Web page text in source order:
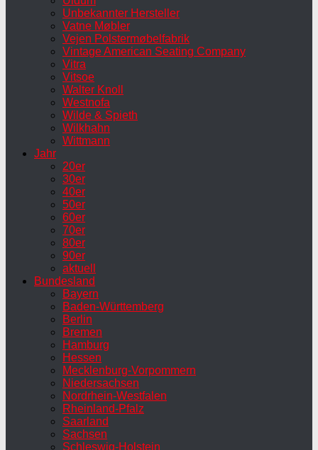
Unbekannter Hersteller
Vatne Møbler
Vejen Polstermøbelfabrik
Vintage American Seating Company
Vitra
Vitsoe
Walter Knoll
Westnofa
Wilde & Spieth
Wilkhahn
Wittmann
Jahr
20er
30er
40er
50er
60er
70er
80er
90er
aktuell
Bundesland
Bayern
Baden-Württemberg
Berlin
Bremen
Hamburg
Hessen
Mecklenburg-Vorpommern
Niedersachsen
Nordrhein-Westfalen
Rheinland-Pfalz
Saarland
Sachsen
Schleswig-Holstein